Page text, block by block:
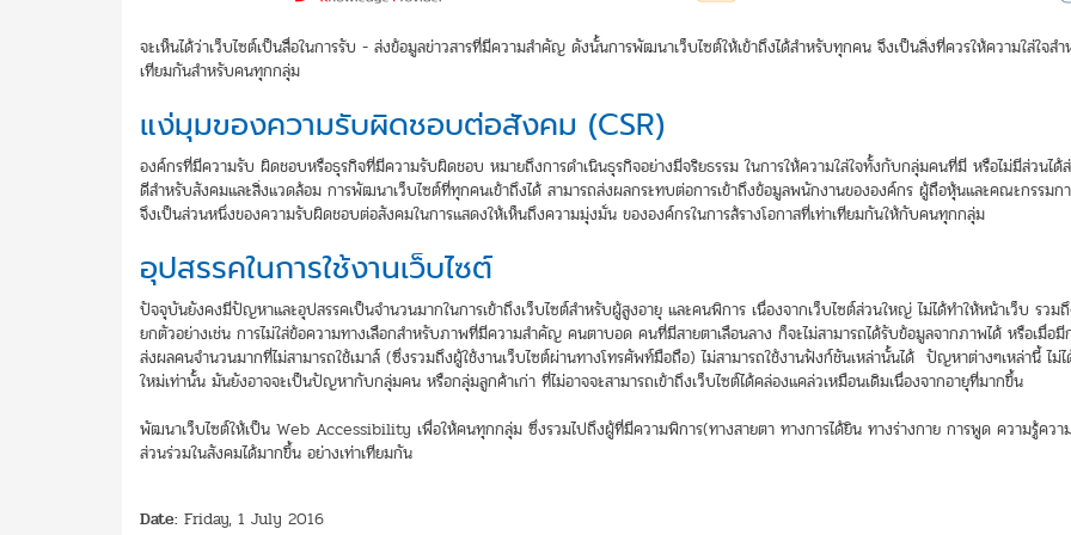
จะเห็นได้ว่าเว็บไซต์เป็นสื่อในการรับ - ส่งข้อมูลข่าวสารที่มีความสำคัญ ดังนั้นการพัฒนาเว็บไซต์ให้เข้าถึงได้สำหรับทุกคน จึงเป็นสิ่งที่ควรให้ความใส่ใจ
เทียมกันสำหรับคนทุกกลุ่ม
แง่มุมของความรับผิดชอบต่อสังคม (CSR)
องค์กรที่มีความรับ ผิดชอบหรือธุรกิจที่มีความรับผิดชอบ หมายถึงการดำเนินธุรกิจอย่างมีจริยธรรม ในการให้ความใส่ใจทั้งกับกลุ่มคนที่มี หรือไม่มีส่วน
ดีสำหรับสังคมและสิ่งแวดล้อม การพัฒนาเว็บไซต์ที่ทุกคนเข้าถึงได้ สามารถส่งผลกระทบต่อการเข้าถึงข้อมูลพนักงานขององค์กร ผู้ถือหุ้นและคณะกรร
จึงเป็นส่วนหนึ่งของความรับผิดชอบต่อสังคมในการแสดงให้เห็นถึงความมุ่งมั่น ขององค์กรในการส้รางโอกาสที่เท่าเทียมกันให้กับคนทุกกลุ่ม
อุปสรรคในการใช้งานเว็บไซต์
ปัจจุบันยังคงมีปัญหาและอุปสรรคเป็นจำนวนมากในการเข้าถึงเว็บไซต์สำหรับผู้สูงอายุ และคนพิการ เนื่องจากเว็บไซต์ส่วนใหญ่ ไม่ได้ทำให้หน้าเว็บ รว
ยกตัวอย่างเช่น การไม่ใส่ข้อความทางเลือกสำหรับภาพที่มีความสำคัญ คนตาบอด คนที่มีสายตาเลือนลาง ก็จะไม่สามารถได้รับข้อมูลจากภาพได้ หรือเมื่อมี
ส่งผลคนจำนวนมากที่ไม่สามารถใช้เมาส์ (ซึ่งรวมถึงผู้ใช้งานเว็บไซต์ผ่านทางโทรศัพท์มือถือ) ไม่สามารถใช้งานฟังก์ชันเหล่านั้นได้ ปัญหาต่างๆเหล่านี้ ไม่
ใหม่เท่านั้น มันยังอาจจะเป็นปัญหากับกลุ่มคน หรือกลุ่มลูกค้าเก่า ที่ไม่อาจจะสามารถเข้าถึงเว็บไซต์ได้คล่องแคล่วเหมือนเดิมเนื่องจากอายุที่มากขึ้น
พัฒนาเว็บไซต์ให้เป็น Web Accessibility เพื่อให้คนทุกกลุ่ม ซึ่งรวมไปถึงผู้ที่มีความพิการ(ทางสายตา ทางการได้ยิน ทางร่างกาย การพูด ความรู้ความ
ส่วนร่วมในสังคมได้มากขึ้น อย่างเท่าเทียมกัน
Date: Friday, 1 July 2016